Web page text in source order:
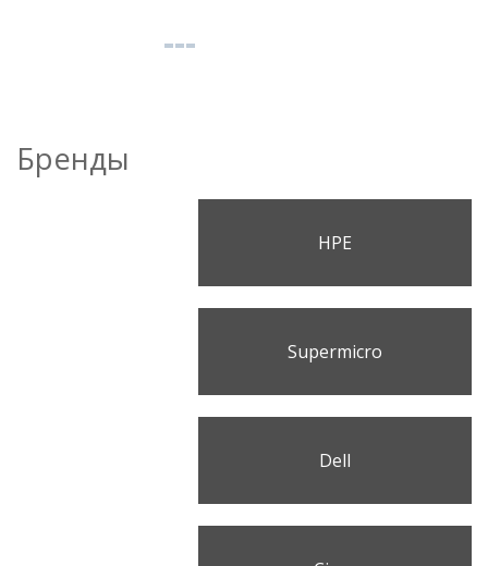
Бренды
HPE
Supermicro
Dell